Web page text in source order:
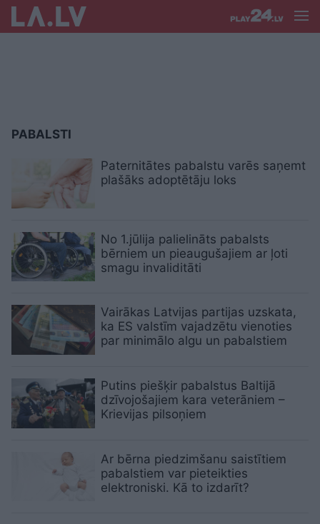
PABALSTI
Paternitātes pabalstu varēs saņemt
plašāks adoptētāju loks
No 1.jūlija palielināts pabalsts
bērniem un pieaugušajiem ar ļoti
smagu invaliditāti
Vairākas Latvijas partijas uzskata,
ka ES valstīm vajadzētu vienoties
par minimālo algu un pabalstiem
Putins piešķir pabalstus Baltijā
dzīvojošajiem kara veterāniem –
Krievijas pilsoņiem
Ar bērna piedzimšanu saistītiem
pabalstiem var pieteikties
elektroniski. Kā to izdarīt?